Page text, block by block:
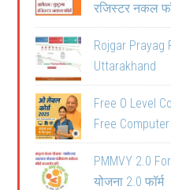
रजिस्टर नकल
Rojgar Prayag
Uttarakhand
Free O Level
Free
PMMVY 2.0
योजना 2.0 फॉर्म